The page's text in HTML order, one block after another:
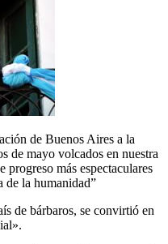
de Buenos Aires a la
de mayo volcados en nuestra
progreso más espectaculares
de la humanidad”
de bárbaros, se convirtió en